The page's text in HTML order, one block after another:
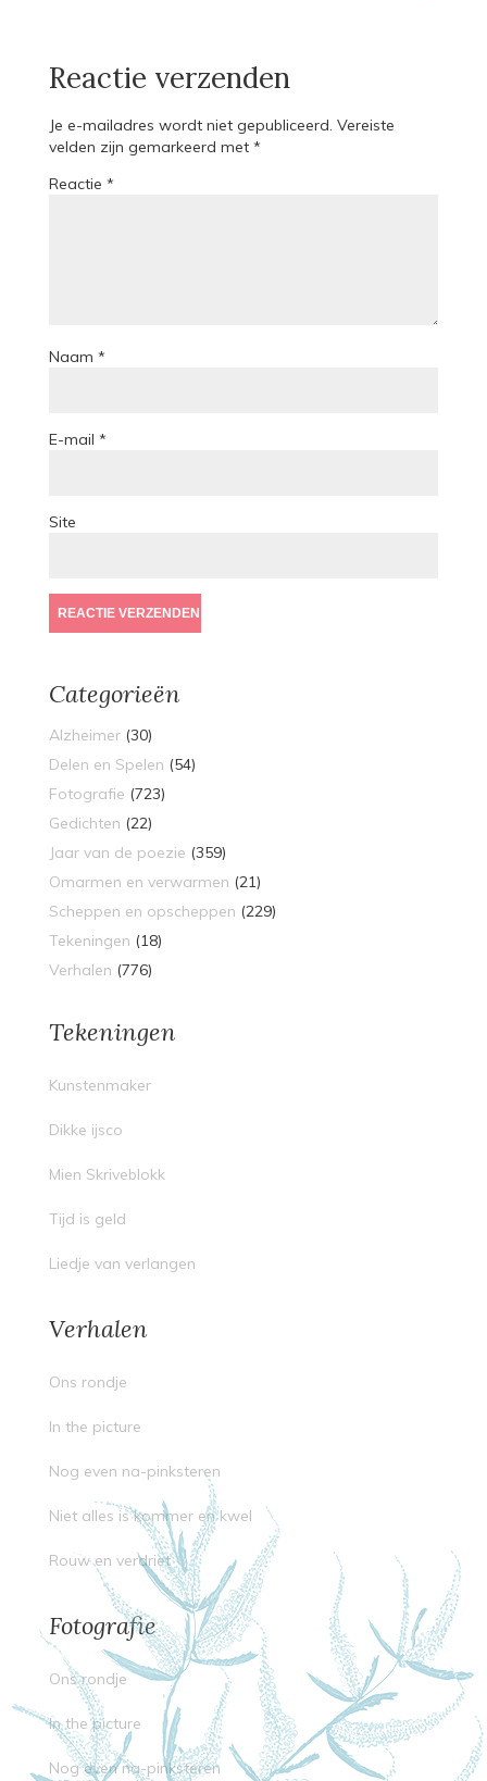
Reactie verzenden
Je e-mailadres wordt niet gepubliceerd. Vereiste
velden zijn gemarkeerd met *
Reactie *
Naam *
E-mail *
Site
Categorieën
Alzheimer(30)
Delen en Spelen (54)
Fotografie (723)
Gedichten (22)
Jaar van de poezie (359)
Omarmen en verwarmen (21)
Scheppen en opscheppen (229)
Tekeningen (18)
Verhalen (776)
Tekeningen
Kunstenmaker
Dikke ijsco
Mien Skriveblokk
Tijd is geld
Liedje van verlangen
Verhalen
Ons rondje
In the picture
Nog even na-pinksteren
Niet alles is kommer en kwel
Rouw en verdriet
Fotografie
Ons rondje
In the picture
Nog even na-pinksteren